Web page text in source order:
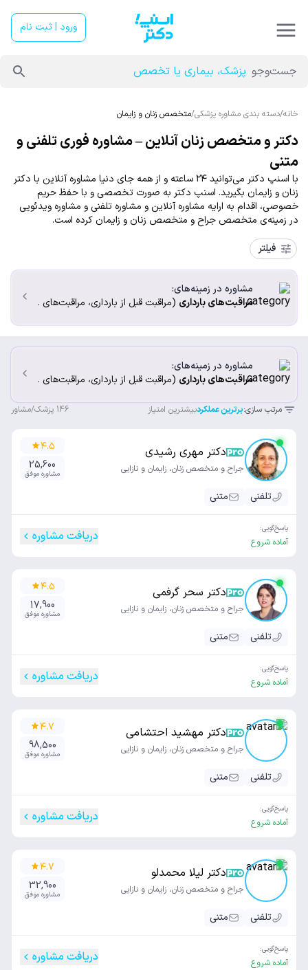
ورود | ثبت نام
جست‌وجو پزشک، بیماری یا تخصص
خانه/دسته بندی مشاوره پزشکی/متخصص زنان و زایمان
دکتر و متخصص زنان آنلاین – مشاوره فوری تلفنی و
متنی
با اسنپ دکتر می‌توانید ۲۴ ساعته و از همه جای دنیا مشاوره آنلاین با دکتر
زنان و زایمان بگیرید. اسنپ دکتر به صورت تخصصی و با حفظ حریم
خصوصی، اقدام به ارایه مشاوره آنلاین و مشاوره تلفنی و مشاوره ویدئویی
در زمینه‌ی متخصص جراح و متخصص زنان و زایمان کرده است.
فیلتر
مشاوره در زمینه‌های:
مراقبت‌های بارداری (مراقبت قبل از بارداری، مراقبت‌های ...
مشاوره در زمینه‌های:
مراقبت‌های بارداری (مراقبت قبل از بارداری، مراقبت‌های ...
مرتب سازی:برترین عملکردبیشترین امتیاز 146 پزشک/مشاور
دکتر مهری رشیدی
جراح و متخصص زنان، زایمان و نازایی
۴.۵
25,600
مشاوره موفق
تلفنی متنی
پاسخ‌گویی:
آماده شروع دریافت مشاوره
دکتر سحر گرفمی
جراح و متخصص زنان، زایمان و نازایی
۴.۵
17,900
مشاوره موفق
تلفنی متنی
پاسخ‌گویی:
آماده شروع دریافت مشاوره
دکتر مهشید احتشامی
جراح و متخصص زنان، زایمان و نازایی
۴.۷
98,500
مشاوره موفق
تلفنی متنی
پاسخ‌گویی:
آماده شروع دریافت مشاوره
دکتر لیلا محمدلو
جراح و متخصص زنان، زایمان و نازایی
۴.۷
32,900
مشاوره موفق
تلفنی متنی
پاسخ‌گویی:
آماده شروع دریافت مشاوره